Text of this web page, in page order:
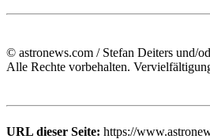
© astronews.com / Stefan Deiters und/
Alle Rechte vorbehalten.
URL dieser Seite: https://